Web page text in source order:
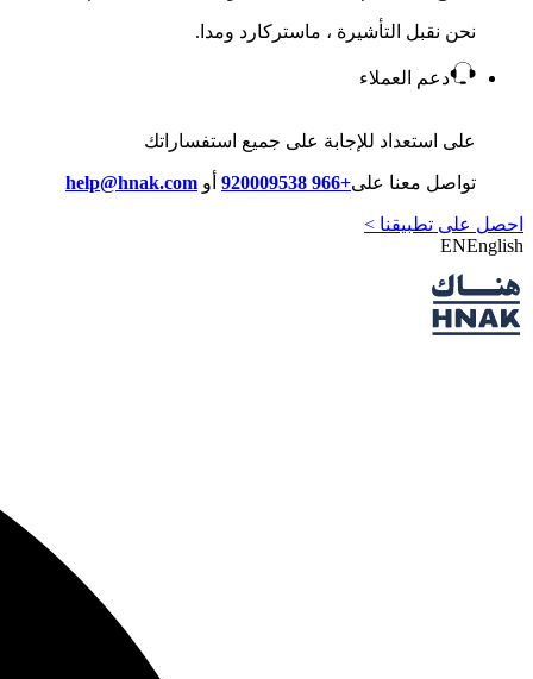
نحن نقبل التأشيرة ، ماستركارد ومدا.
دعم العملاء
على استعداد للإجابة على جميع استفساراتك
تواصل معنا على+966 920009538 أو help@hnak.com
احصل على تطبيقنا >
ENEnglish